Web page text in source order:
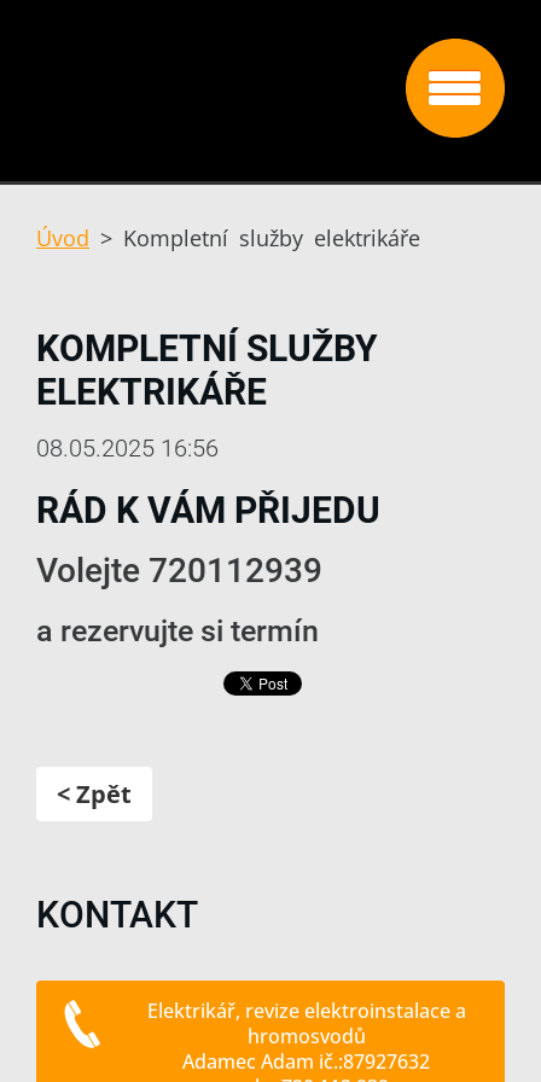
Úvod > Kompletní služby elektrikáře
KOMPLETNÍ SLUŽBY
ELEKTRIKÁŘE
08.05.2025 16:56
RÁD K VÁM PŘIJEDU
Volejte 720112939
a rezervujte si termín
< Zpět
KONTAKT
Elektrikář, revize elektroinstalace a
hromosvodů
Adamec Adam ič.:87927632